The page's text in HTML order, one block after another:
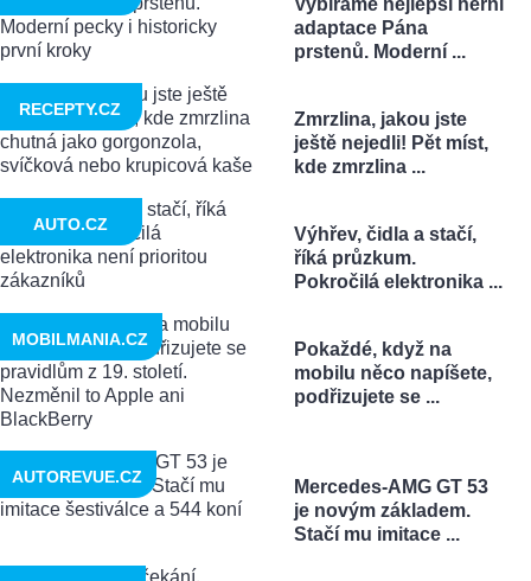
Vybíráme nejlepší herní
adaptace Pána
prstenů. Moderní ...
Zmrzlina, jakou jste
ještě nejedli! Pět míst,
kde zmrzlina ...
RECEPTY.CZ
Výhřev, čidla a stačí,
říká průzkum.
Pokročilá elektronika ...
AUTO.CZ
Pokaždé, když na
mobilu něco napíšete,
podřizujete se ...
MOBILMANIA.CZ
Mercedes-AMG GT 53
je novým základem.
Stačí mu imitace ...
AUTOREVUE.CZ